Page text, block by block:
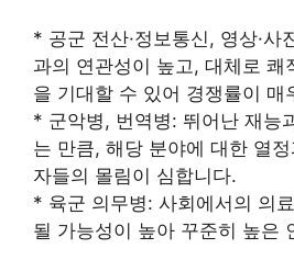
* 공군 전산·정보통신, 영상·사
과의 연관성이 높고, 대체로 쾌
을 기대할 수 있어 경쟁률이 매
* 군악병, 번역병: 뛰어난 재능
는 만큼, 해당 분야에 대한 열
자들의 몰림이 심합니다.
* 육군 의무병: 사회에서의 의
될 가능성이 높아 꾸준히 높은